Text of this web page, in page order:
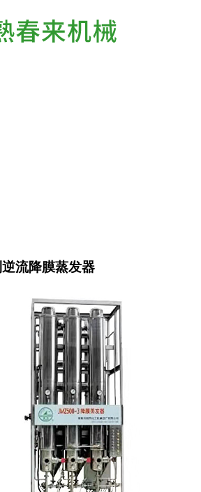
流降膜蒸发器
物、食品、化工等行业的溶液蒸
节能效果好等优点。
作、自动控制设备，稀溶液从第三
效排出。
汽耗量及冷却水耗量均为单效蒸发器
浓缩液从第一效排出，第一效温度
高浓度的排出液。
不易起泡沫，不易结垢的优点。
时进水操作，利用热水和蒸汽；中洗
用原配的泵和管路进行药剂的在位清